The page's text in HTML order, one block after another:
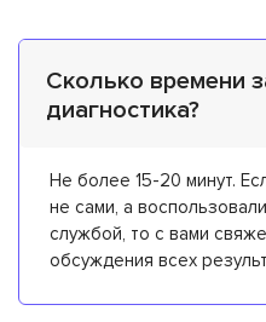
Сколько времени
диагностика?
Не более 15-20 минут.
не сами, а
службой, то с вами
обсуждения всех